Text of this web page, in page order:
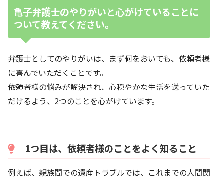
亀子弁護士のやりがいと心がけていることに
ついて教えてください。
弁護士としてのやりがいは、まず何をおいても、依頼者様
に喜んでいただくことです。
依頼者様の悩みが解決され、心穏やかな生活を送っていた
だけるよう、2つのことを心がけています。
1つ目は、依頼者様のことをよく知ること
例えば、親族間での遺産トラブルでは、これまでの人間関